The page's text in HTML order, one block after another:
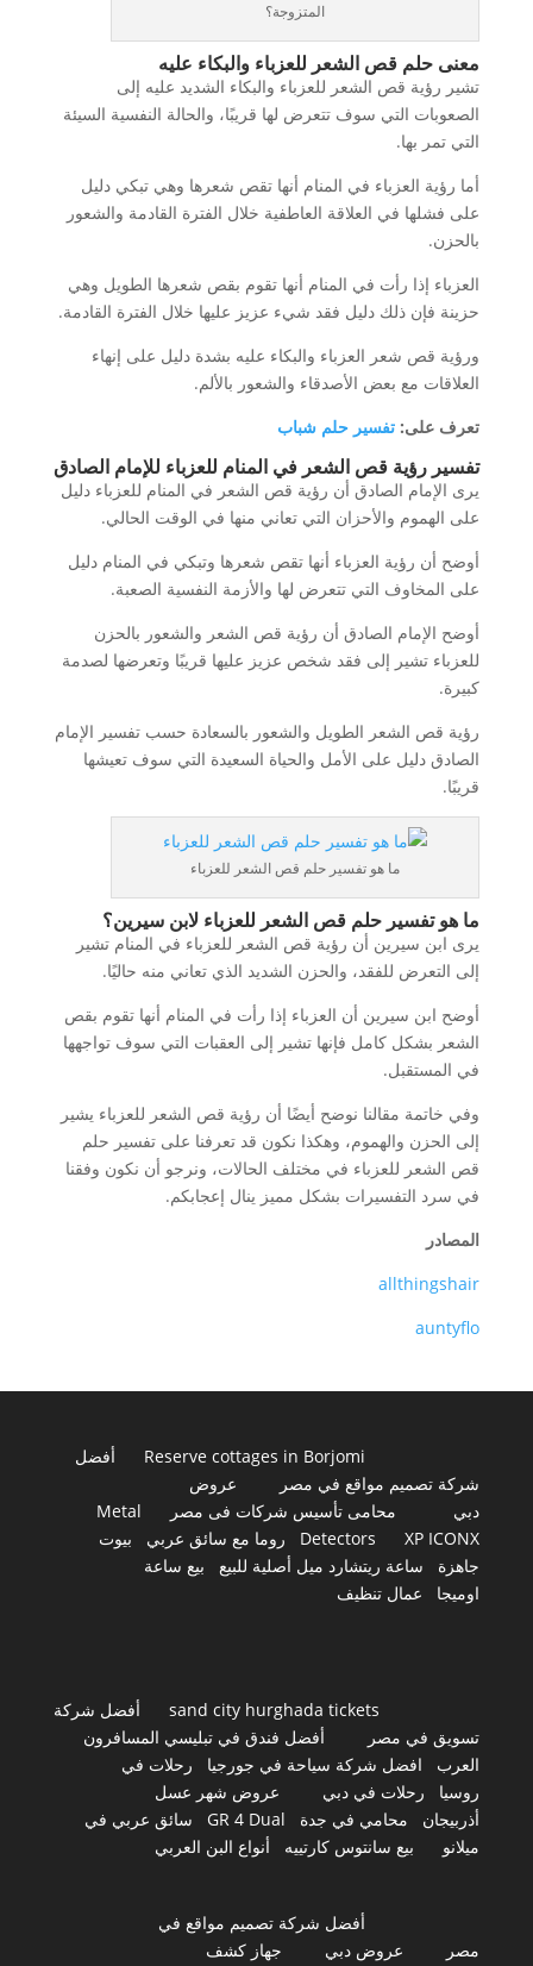
المتزوجة؟
معنى حلم قص الشعر للعزباء والبكاء عليه
تشير رؤية قص الشعر للعزباء والبكاء الشديد عليه إلى
الصعوبات التي سوف تتعرض لها قريبًا، والحالة النفسية السيئة
التي تمر بها.
أما رؤية العزباء في المنام أنها تقص شعرها وهي تبكي دليل
على فشلها في العلاقة العاطفية خلال الفترة القادمة والشعور
بالحزن.
العزباء إذا رأت في المنام أنها تقوم بقص شعرها الطويل وهي
حزينة فإن ذلك دليل فقد شيء عزيز عليها خلال الفترة القادمة.
ورؤية قص شعر العزباء والبكاء عليه بشدة دليل على إنهاء
العلاقات مع بعض الأصدقاء والشعور بالألم.
تعرف على: تفسير حلم شباب
تفسير رؤية قص الشعر في المنام للعزباء للإمام الصادق
يرى الإمام الصادق أن رؤية قص الشعر في المنام للعزباء دليل
على الهموم والأحزان التي تعاني منها في الوقت الحالي.
أوضح أن رؤية العزباء أنها تقص شعرها وتبكي في المنام دليل
على المخاوف التي تتعرض لها والأزمة النفسية الصعبة.
أوضح الإمام الصادق أن رؤية قص الشعر والشعور بالحزن
للعزباء تشير إلى فقد شخص عزيز عليها قريبًا وتعرضها لصدمة
كبيرة.
رؤية قص الشعر الطويل والشعور بالسعادة حسب تفسير الإمام
الصادق دليل على الأمل والحياة السعيدة التي سوف تعيشها
قريبًا.
ما هو تفسير حلم قص الشعر للعزباء
ما هو تفسير حلم قص الشعر للعزباء لابن سيرين؟
يرى ابن سيرين أن رؤية قص الشعر للعزباء في المنام تشير
إلى التعرض للفقد، والحزن الشديد الذي تعاني منه حاليًا.
أوضح ابن سيرين أن العزباء إذا رأت في المنام أنها تقوم بقص
الشعر بشكل كامل فإنها تشير إلى العقبات التي سوف تواجهها
في المستقبل.
وفي خاتمة مقالنا نوضح أيضًا أن رؤية قص الشعر للعزباء يشير
إلى الحزن والهموم، وهكذا نكون قد تعرفنا على تفسير حلم
قص الشعر للعزباء في مختلف الحالات، ونرجو أن نكون وفقنا
في سرد التفسيرات بشكل مميز ينال إعجابكم.
المصادر
allthingshair
auntyflo
Reserve cottages in Borjomi
أفضل
شركة تصميم مواقع في مصر
عروض
دبي
محامى تأسيس شركات فى مصر
Metal
Detectors
XP ICONX روما مع سائق عربي
بيوت
جاهزة
ساعة ريتشارد ميل أصلية للبيع
بيع ساعة
اوميجا
عمال تنظيف
sand city hurghada tickets
أفضل شركة
تسويق في مصر
أفضل فندق في تبليسي المسافرون
العرب
افضل شركة سياحة في جورجيا
رحلات في
روسيا
رحلات في دبي
عروض شهر عسل
أذربيجان
محامي في جدة GR 4 Dual
سائق عربي في
ميلانو
بيع سانتوس كارتييه أنواع البن العربي
أفضل شركة تصميم مواقع في
مصر
عروض دبي جهاز كشف